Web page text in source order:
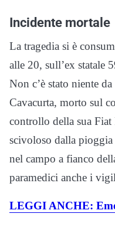
Incidente mortale
La tragedia si è
alle 20, sull’ex statale
Non c’è stato niente
Cavacurta, morto sul
controllo della sua Fiat
scivoloso dalla pioggia
nel campo a fianco
paramedici anche i
LEGGI ANCHE: